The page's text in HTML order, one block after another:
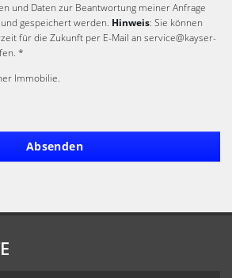
und Daten zur Beantwortung meiner Anfrage
gespeichert werden. Hinweis: Sie können
für die Zukunft per E-Mail an service@kayser-
*
Immobilie.
Absenden